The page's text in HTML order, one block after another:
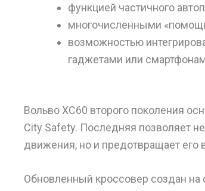
функцией частичного
многочисленными
возможностью
гаджетами или
Вольво XC60 второго поколения
City Safety. Последняя позволяет
движения, но и предотвращает его
Обновленный кроссовер создан на